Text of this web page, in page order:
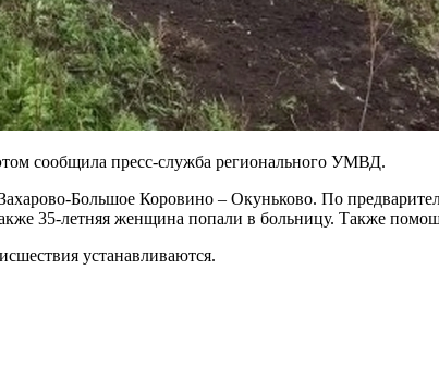
сообщила пресс-служба регионального УМВД.
Большое Коровино – Окуньково. По
35-летняя женщина попали в больницу. Также
устанавливаются.